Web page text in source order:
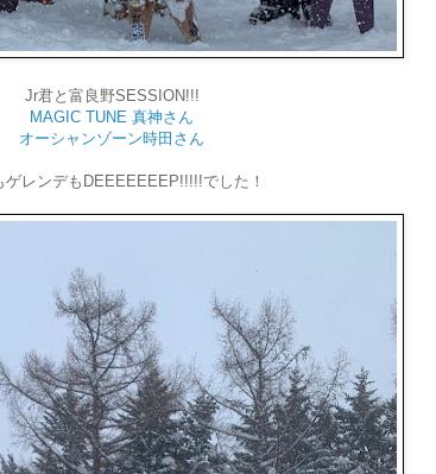
Jr君と富良野SESSION!!!
MAGIC TUNE 真神さん
オーシャンゾーン時田さん
ゲレンデもDEEEEEEEP!!!!!でした！